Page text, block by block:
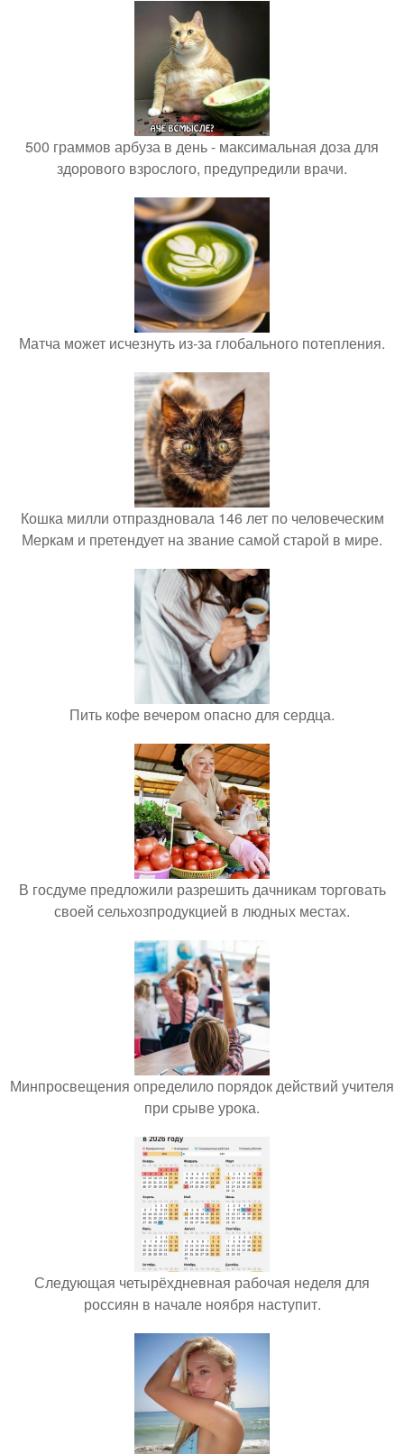
500 граммов арбуза в день - максимальная доза для
здорового взрослого, предупредили врачи.
Матча может исчезнуть из-за глобального потепления.
Кошка милли отпраздновала 146 лет по человеческим
Меркам и претендует на звание самой старой в мире.
Пить кофе вечером опасно для сердца.
В госдуме предложили разрешить дачникам торговать
своей сельхозпродукцией в людных местах.
Минпросвещения определило порядок действий учителя
при срыве урока.
Следующая четырёхдневная рабочая неделя для
россиян в начале ноября наступит.